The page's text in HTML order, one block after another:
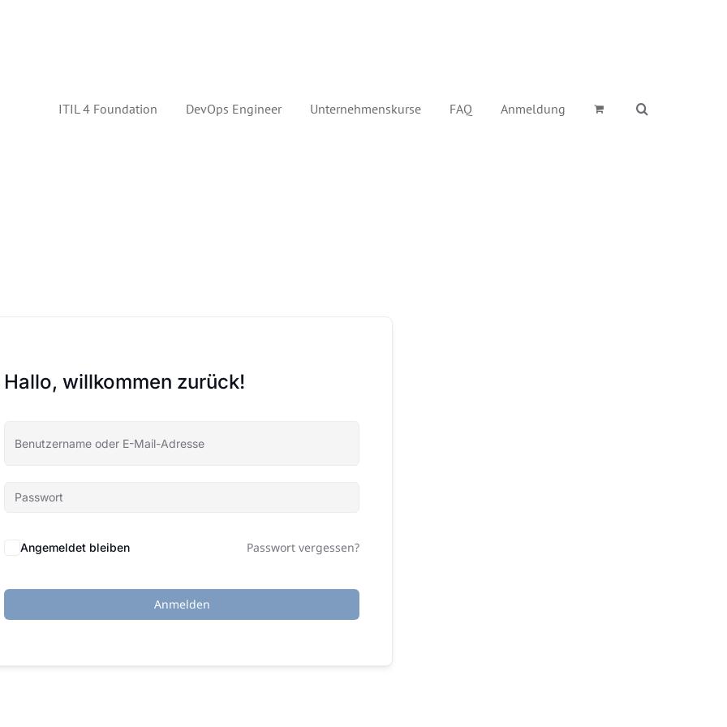
ITIL 4 Foundation DevOps Engineer Unternehmenskurse FAQ Anmeldung
Hallo, willkommen zurück!
Angemeldet bleiben Passwort vergessen?
Anmelden